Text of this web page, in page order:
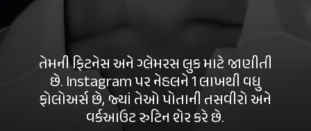
તેમની ફિટનેસ અને ગ્લેમરસ લુક માટે જાણીતી
છે. Instagram પર નેહલને 1 લાખથી વધુ
ફોલોઅર્સ છે, જ્યાં તેઓ પોતાની તસવીરો અને
વર્કઆઉટ રુટિન શેર કરે છે.